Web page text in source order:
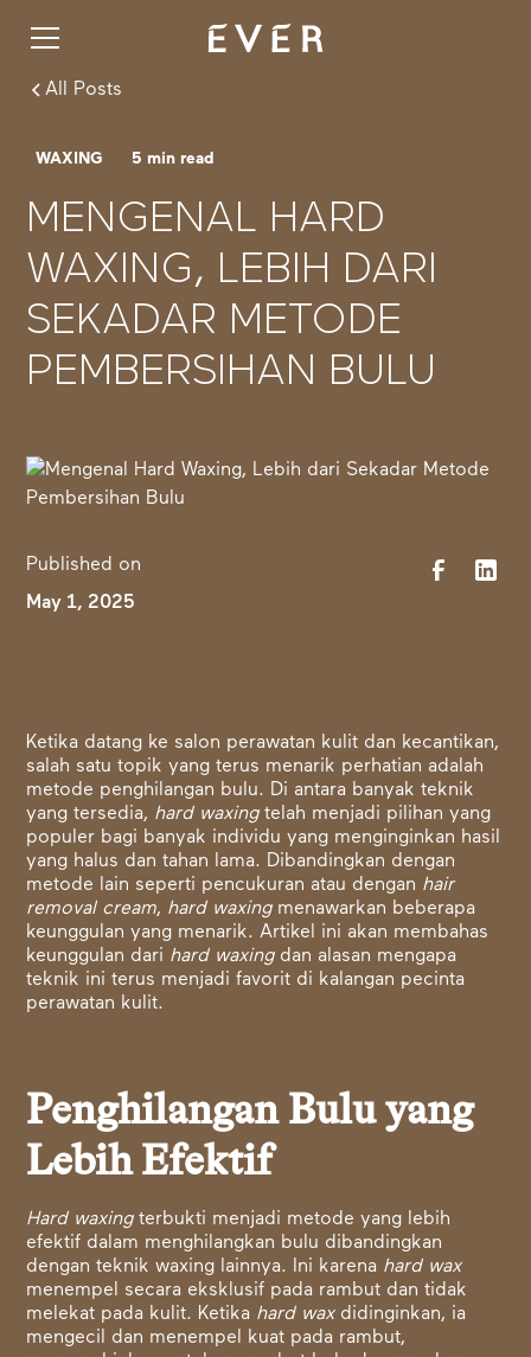
All Posts
WAXING 5 min read
MENGENAL HARD
WAXING, LEBIH DARI
SEKADAR METODE
PEMBERSIHAN BULU
Published on
May 1, 2025
Ketika datang ke salon perawatan kulit dan kecantikan,
salah satu topik yang terus menarik perhatian adalah
metode penghilangan bulu. Di antara banyak teknik
yang tersedia, hard waxingtelah menjadi pilihan yang
populer bagi banyak individu yang menginginkan hasil
yang halus dan tahan lama. Dibandingkan dengan
metode lain seperti pencukuran atau dengan hair
removal cream, hard waxingmenawarkan beberapa
keunggulan yang menarik. Artikel ini akan membahas
keunggulan dari hard waxingdan alasan mengapa
teknik ini terus menjadi favorit di kalangan pecinta
perawatan kulit.
Penghilangan Bulu yang
Lebih Efektif
Hard waxingterbukti menjadi metode yang lebih
efektif dalam menghilangkan bulu dibandingkan
dengan teknik waxing lainnya. Ini karena hard wax
menempel secara eksklusif pada rambut dan tidak
melekat pada kulit. Ketika hard waxdidinginkan, ia
mengecil dan menempel kuat pada rambut,